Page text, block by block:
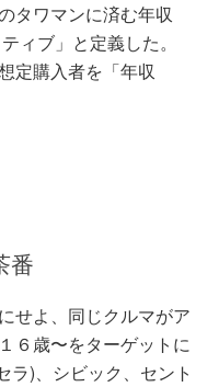
タワマンに済む年収
ィブ」と定義した。
定購入者を「年収
番
せよ、同じクルマがア
６歳〜をターゲットに
ラ)、シビック、セント